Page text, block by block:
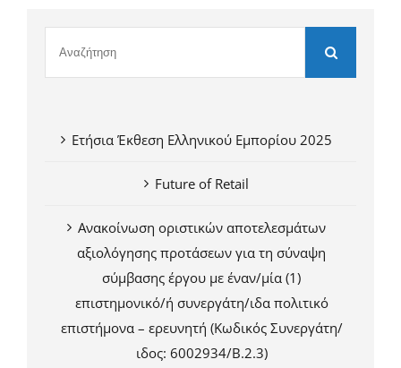
Ετήσια Έκθεση Ελληνικού Εμπορίου 2025
Future of Retail
Ανακοίνωση οριστικών αποτελεσμάτων
αξιολόγησης προτάσεων για τη σύναψη
σύμβασης έργου με έναν/μία (1)
επιστημονικό/ή συνεργάτη/ιδα πολιτικό
επιστήμονα – ερευνητή (Κωδικός Συνεργάτη/
ιδος: 6002934/Β.2.3)